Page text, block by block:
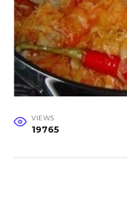
VIEWS
19765